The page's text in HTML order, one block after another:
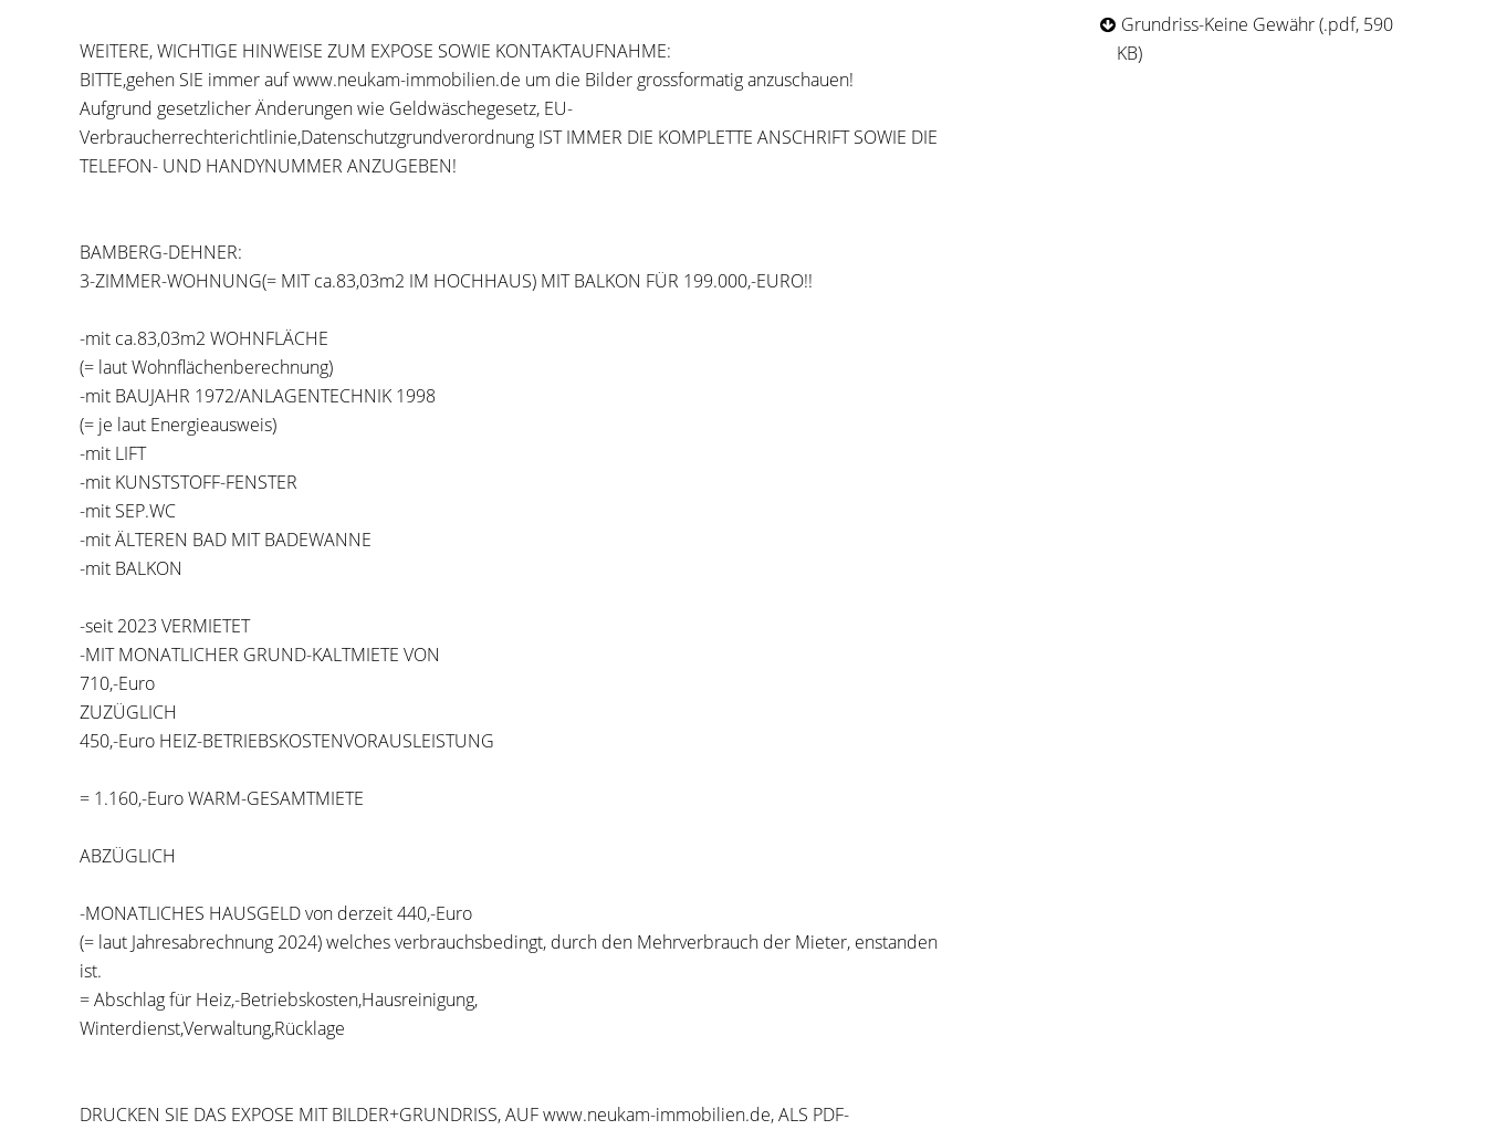
WEITERE, WICHTIGE HINWEISE ZUM EXPOSE SOWIE KONTAKTAUFNAHME:
BITTE,gehen SIE immer auf www.neukam-immobilien.de um die Bilder grossformatig anzuschauen!
Aufgrund gesetzlicher Änderungen wie Geldwäschegesetz, EU-
Verbraucherrechterichtlinie,Datenschutzgrundverordnung IST IMMER DIE KOMPLETTE ANSCHRIFT SOWIE DIE
TELEFON- UND HANDYNUMMER ANZUGEBEN!
BAMBERG-DEHNER:
3-ZIMMER-WOHNUNG(= MIT ca.83,03m2 IM HOCHHAUS) MIT BALKON FÜR 199.000,-EURO!!
-mit ca.83,03m2 WOHNFLÄCHE
(= laut Wohnflächenberechnung)
-mit BAUJAHR 1972/ANLAGENTECHNIK 1998
(= je laut Energieausweis)
-mit LIFT
-mit KUNSTSTOFF-FENSTER
-mit SEP.WC
-mit ÄLTEREN BAD MIT BADEWANNE
-mit BALKON
-seit 2023 VERMIETET
-MIT MONATLICHER GRUND-KALTMIETE VON
710,-Euro
ZUZÜGLICH
450,-Euro HEIZ-BETRIEBSKOSTENVORAUSLEISTUNG
= 1.160,-Euro WARM-GESAMTMIETE
ABZÜGLICH
-MONATLICHES HAUSGELD von derzeit 440,-Euro
(= laut Jahresabrechnung 2024) welches verbrauchsbedingt, durch den Mehrverbrauch der Mieter, enstanden
ist.
= Abschlag für Heiz,-Betriebskosten,Hausreinigung,
Winterdienst,Verwaltung,Rücklage
DRUCKEN SIE DAS EXPOSE MIT BILDER+GRUNDRISS, AUF www.neukam-immobilien.de, ALS PDF-
Grundriss-Keine Gewähr (.pdf, 590
KB)